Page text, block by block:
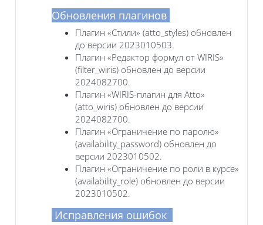
Обновления плагинов
Плагин «Стили» (atto_styles) обновлен
до версии 2023010503.
Плагин «Редактор формул от WIRIS»
(filter_wiris) обновлен до версии
2024082700.
Плагин «WIRIS-плагин для Atto»
(atto_wiris) обновлен до версии
2024082700.
Плагин «Ограничение по паролю»
(availability_password) обновлен до
версии 2023010502.
Плагин «Ограничение по роли в курсе»
(availability_role) обновлен до версии
2023010502.
Исправления ошибок